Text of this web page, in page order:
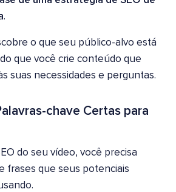
.
o que seu público-alvo está
que você crie conteúdo que
suas necessidades e perguntas.
chave Certas para
do seu vídeo, você precisa
frases que seus potenciais